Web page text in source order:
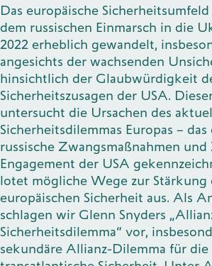
Das europäische
dem russischen Einmarsch in die
2022 erheblich gewandelt,
angesichts der wachsenden
hinsichtlich der Glaubwürdigkeit
Sicherheitszusagen der USA.
untersucht die Ursachen des
Sicherheitsdilemmas Europas –
russische Zwangsmaßnahmen
Engagement der USA
lotet mögliche Wege zur Stärkung
europäischen Sicherheit aus. Als
schlagen wir Glenn Snyders
Sicherheitsdilemma“ vor,
sekundäre Allianz-Dilemma für die